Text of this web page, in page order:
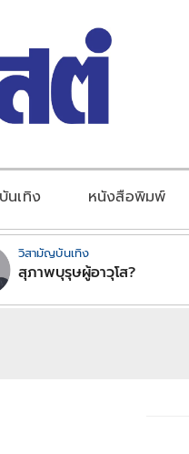
บันเทิง หนังสือพิมพ์
วิสามัญบันเทิง
สุภาพบุรุษผู้อาวุโส?